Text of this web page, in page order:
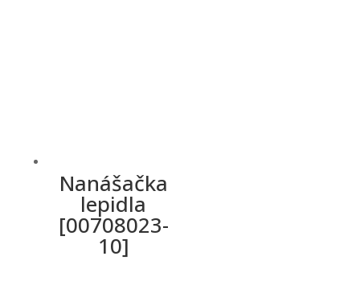
Nanášačka
lepidla
[00708023-
10]